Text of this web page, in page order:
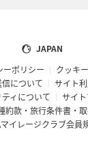
JAPAN
ーポリシー
クッキ
について
サイト
ィについて
サイ
約款・旅行条件書・
イレージクラブ会員